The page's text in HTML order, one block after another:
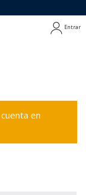
Entrar
en